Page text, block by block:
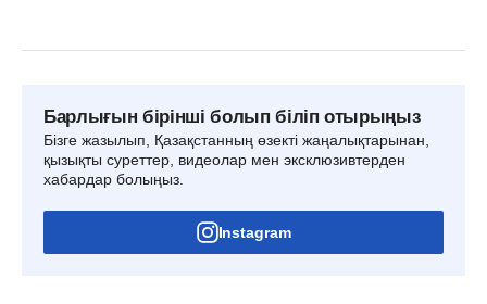
Барлығын бірінші болып біліп отырыңыз
Бізге жазылып, Қазақстанның өзекті жаңалықтарынан,
қызықты суреттер, видеолар мен эксклюзивтерден
хабардар болыңыз.
Instagram